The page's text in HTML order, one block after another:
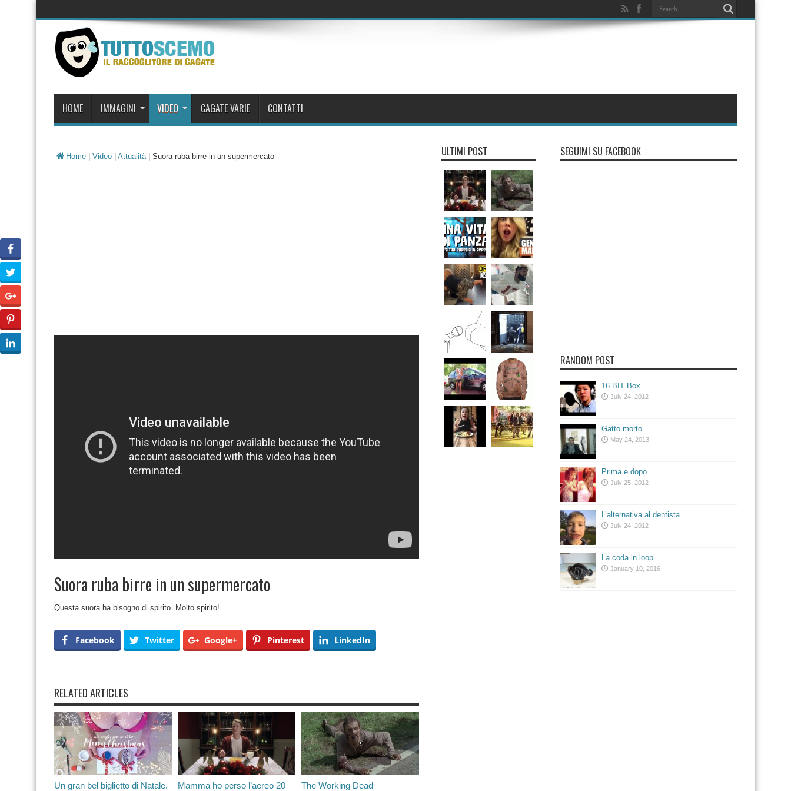
HOME IMMAGINI VIDEO CAGATE VARIE CONTATTI
Home Video Attualità| Suora ruba birre in un supermercato
Suora ruba birre in un supermercato
Questa suora ha bisogno di spirito. Molto spirito!
Facebook Twitter Google+ Pinterest LinkedIn
RELATED ARTICLES
Un gran bel biglietto di Natale.
Mamma ho perso l’aereo 20
The Working Dead
ULTIMI POST SEGUIMI SU FACEBOOK
RANDOM POST
16 BIT Box
July 24, 2012
Gatto morto
May 24, 2013
Prima e dopo
July 25, 2012
L’alternativa al dentista
July 24, 2012
La coda in loop
January 10, 2016